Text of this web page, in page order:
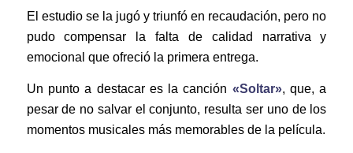
El estudio se la jugó y triunfó en recaudación, pero no
pudo compensar la falta de calidad narrativa y
emocional que ofreció la primera entrega.
Un punto a destacar es la canción «Soltar», que, a
pesar de no salvar el conjunto, resulta ser uno de los
momentos musicales más memorables de la película.